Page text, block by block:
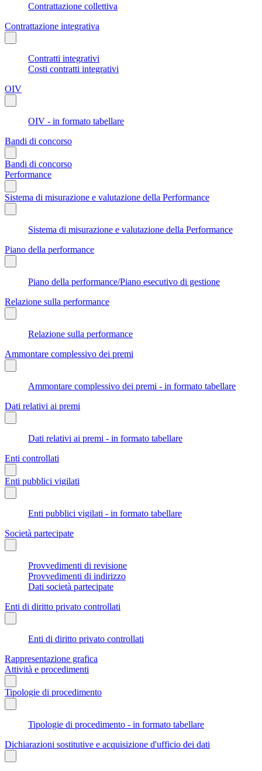
Contrattazione collettiva
Contrattazione integrativa
Contratti integrativi
Costi contratti integrativi
OIV
OIV - in formato tabellare
Bandi di concorso
Bandi di concorso
Performance
Sistema di misurazione e valutazione della Performance
Sistema di misurazione e valutazione della Performance
Piano della performance
Piano della performance/Piano esecutivo di gestione
Relazione sulla performance
Relazione sulla performance
Ammontare complessivo dei premi
Ammontare complessivo dei premi - in formato tabellare
Dati relativi ai premi
Dati relativi ai premi - in formato tabellare
Enti controllati
Enti pubblici vigilati
Enti pubblici vigilati - in formato tabellare
Società partecipate
Provvedimenti di revisione
Provvedimenti di indirizzo
Dati società partecipate
Enti di diritto privato controllati
Enti di diritto privato controllati
Rappresentazione grafica
Attività e procedimenti
Tipologie di procedimento
Tipologie di procedimento - in formato tabellare
Dichiarazioni sostitutive e acquisizione d'ufficio dei dati